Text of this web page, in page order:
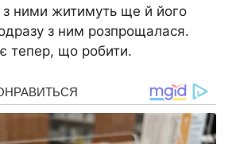
з ними житимуть ще й його
з ним розпрощалася.
тепер, що робити.